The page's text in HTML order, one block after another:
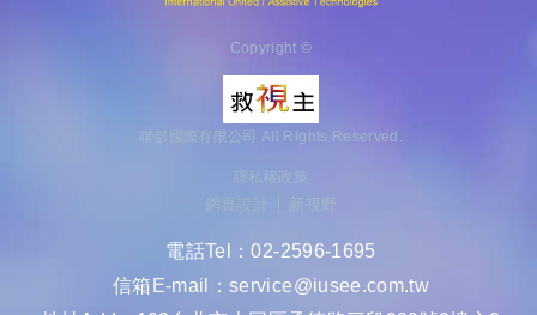
Copyright ©
聯郃國際有限公司 All Rights Reserved.
隱私權政策
網頁設計 │ 新視野
電話Tel：02-2596-1695
信箱E-mail：service@iusee.com.tw